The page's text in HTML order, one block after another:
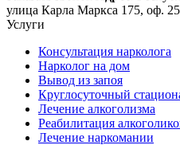
улица Карла Маркса 175, оф.
Услуги
Консультация нарколога
Нарколог на дом
Вывод из запоя
Круглосуточный
Лечение алкоголизма
Реабилитация
Лечение наркомании